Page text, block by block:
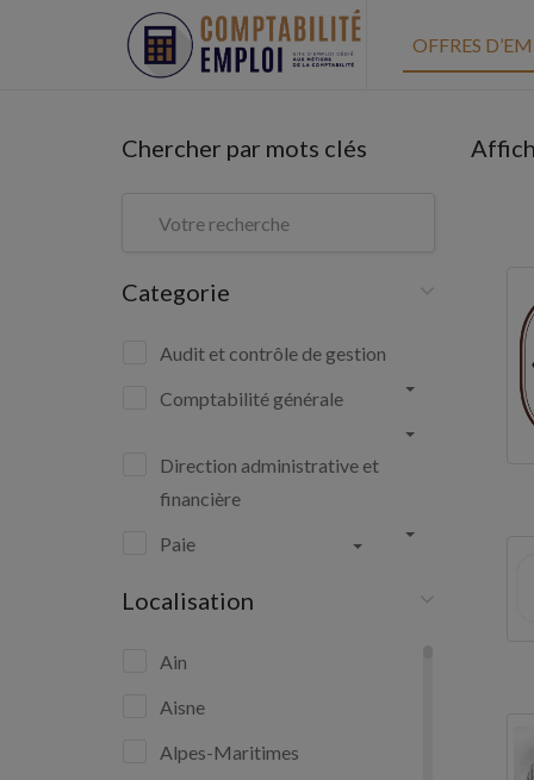
OFFRES
Chercher par mots clés
Categorie
Audit et contrôle de gestion
Comptabilité générale
Direction administrative et
financière
Paie
Localisation
Ain
Aisne
Alpes-Maritimes